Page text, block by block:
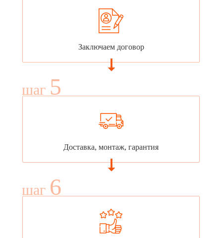
Заключаем договор
шаг 5
Доставка, монтаж, гарантия
шаг 6